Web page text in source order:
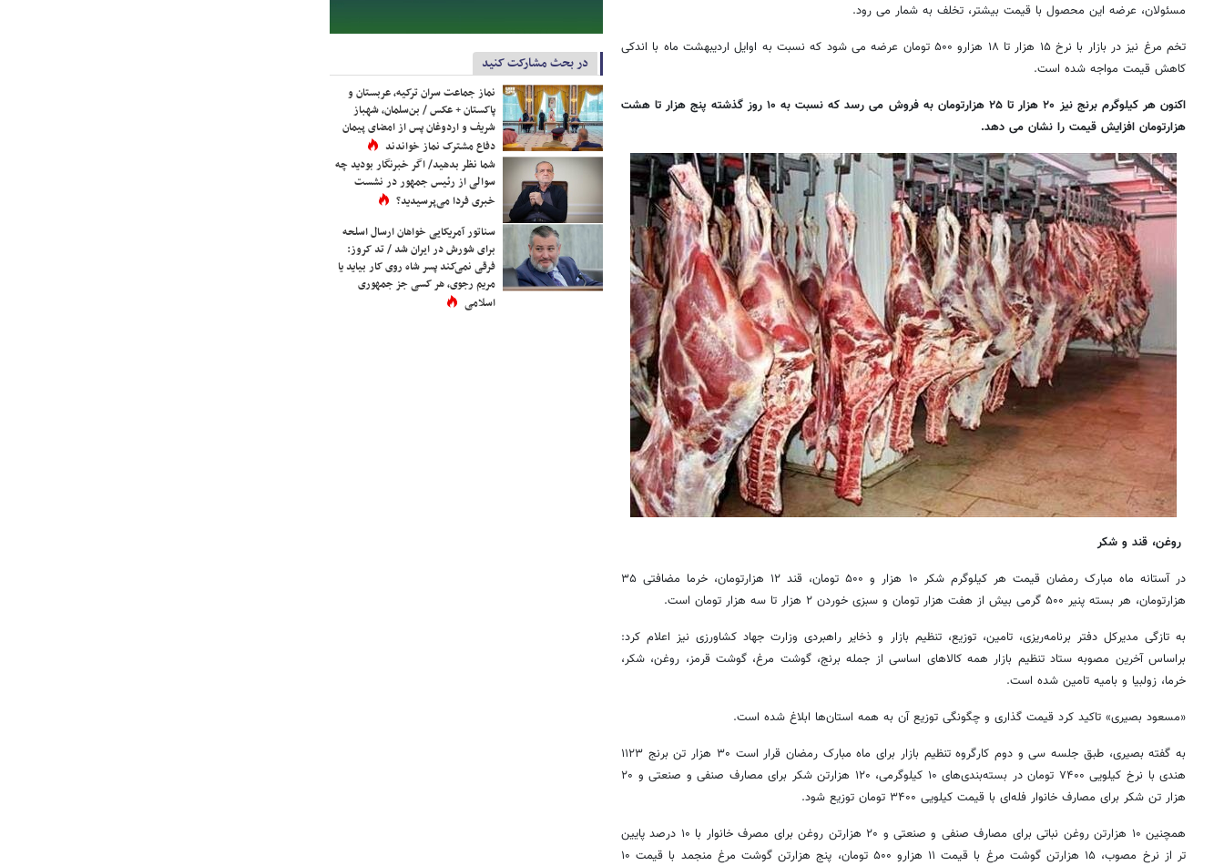
مسئولان، عرضه این محصول با قیمت بیشتر، تخلف به شمار می رود.
تخم مرغ نیز در بازار با نرخ ۱۵ هزار تا ۱۸ هزارو ۵۰۰ تومان عرضه می شود که نسبت به اوایل اردیبهشت ماه با اندکی
کاهش قیمت مواجه شده است.
اکنون هر کیلوگرم برنج نیز ۲۰ هزار تا ۲۵ هزارتومان به فروش می رسد که نسبت به ۱۰ روز گذشته پنج هزار تا هشت
هزارتومان افزایش قیمت را نشان می دهد.
روغن، قند و شکر
در آستانه ماه مبارک رمضان قیمت هر کیلوگرم شکر ۱۰ هزار و ۵۰۰ تومان، قند ۱۲ هزارتومان، خرما مضافتی ۳۵
هزارتومان، هر بسته پنیر ۵۰۰ گرمی بیش از هفت هزار تومان و سبزی خوردن ۲ هزار تا سه هزار تومان است.
به تازگی مدیرکل دفتر برنامه‌ریزی، تامین، توزیع، تنظیم بازار و ذخایر راهبردی وزارت جهاد کشاورزی نیز اعلام کرد:
براساس آخرین مصوبه ستاد تنظیم بازار همه کالاهای اساسی از جمله برنج، گوشت مرغ، گوشت قرمز، روغن، شکر،
خرما، زولبیا و بامیه تامین شده است.
«مسعود بصیری» تاکید کرد قیمت گذاری و چگونگی توزیع آن به همه استان‌ها ابلاغ شده است.
به گفته بصیری، طبق جلسه سی و دوم کارگروه تنظیم بازار برای ماه مبارک رمضان قرار است ۳۰ هزار تن برنج ۱۱۲۳
هندی با نرخ کیلویی ۷۴۰۰ تومان در بسته‌بندی‌های ۱۰ کیلوگرمی، ۱۲۰ هزارتن شکر برای مصارف صنفی و صنعتی و ۲۰
هزار تن شکر برای مصارف خانوار فله‌ای با قیمت کیلویی ۳۴۰۰ تومان توزیع شود.
همچنین ۱۰ هزارتن روغن نباتی برای مصارف صنفی و صنعتی و ۲۰ هزارتن روغن برای مصرف خانوار با ۱۰ درصد پایین
تر از نرخ مصوب، ۱۵ هزارتن گوشت مرغ با قیمت ۱۱ هزارو ۵۰۰ تومان، پنج هزارتن گوشت مرغ منجمد با قیمت ۱۰
در بحث مشارکت کنید
نماز جماعت سران ترکیه، عربستان و
پاکستان + عکس / بن‌سلمان، شهباز
شریف و اردوغان پس از امضای پیمان
دفاع مشترک نماز خواندند
شما نظر بدهید/ اگر خبرنگار بودید چه
سوالی از رئیس جمهور در نشست
خبری فردا می‌پرسیدید؟
سناتور آمریکایی خواهان ارسال اسلحه
برای شورش در ایران شد / تد کروز:
فرقی نمی‌کند پسر شاه روی کار بیاید یا
مریم رجوی، هر کسی جز جمهوری
اسلامی